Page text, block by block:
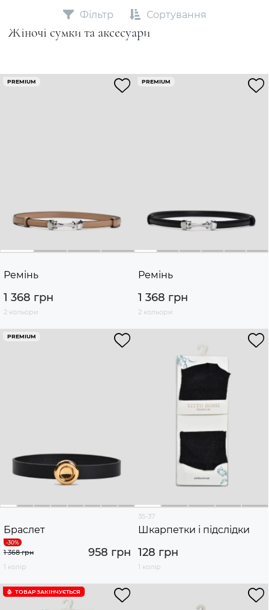
Жіночі сумки та аксесуари
Фільтр Сортування
PREMIUM
Ремінь
1 368 грн
2 кольори
PREMIUM
Ремінь
1 368 грн
2 кольори
PREMIUM
Браслет
958 грн
1 368 грн
1 колір
35-37
Шкарпетки і підслідки
128 грн
1 колір
ТОВАР ЗАКІНЧУЄTЬСЯ